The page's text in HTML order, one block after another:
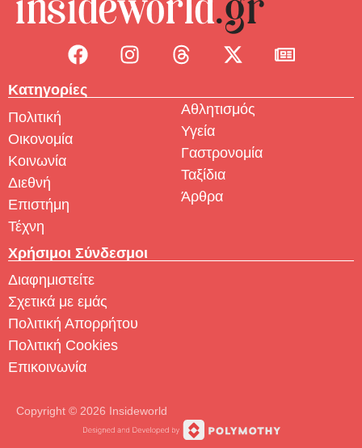
Κατηγορίες
Πολιτική
Οικονομία
Κοινωνία
Διεθνή
Επιστήμη
Τέχνη
Αθλητισμός
Υγεία
Γαστρονομία
Ταξίδια
Άρθρα
Χρήσιμοι Σύνδεσμοι
Διαφημιστείτε
Σχετικά με εμάς
Πολιτική Απορρήτου
Πολιτική Cookies
Επικοινωνία
Copyright © 2026 Insideworld